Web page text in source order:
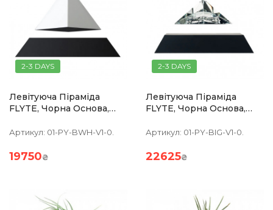
2-3 DAYS
Левітуюча Піраміда
FLYTE, Чорна Основа,
Лампа
Артикул: 01-PY-BWH-V1-0.
19750₴
2-3 DAYS
Левітуюча Піраміда
FLYTE, Чорна Основа,
Піраміда,вбудована
Артикул: 01-PY-BIG-V1-0.
22625₴